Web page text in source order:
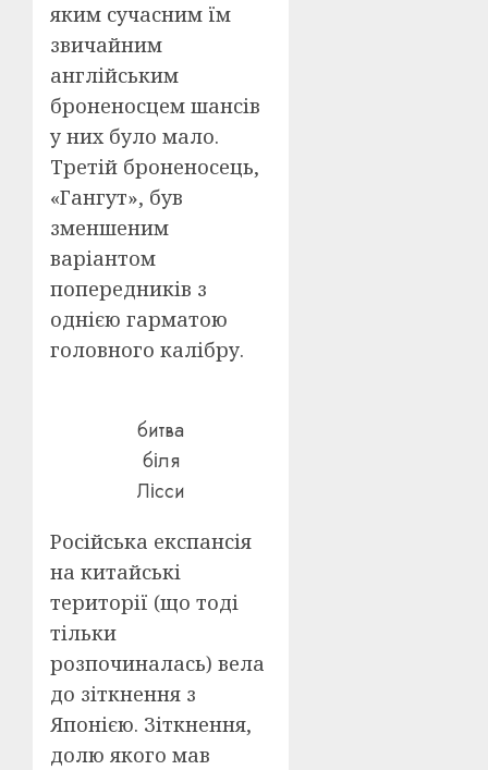
яким сучасним їм
звичайним
англійським
броненосцем шансів
у них було мало.
Третій броненосець,
«Гангут», був
зменшеним
варіантом
попередників з
однією гарматою
головного калібру.
битва
біля
Лісси
Російська експансія
на китайські
території (що тоді
тільки
розпочиналась) вела
до зіткнення з
Японією. Зіткнення,
долю якого мав